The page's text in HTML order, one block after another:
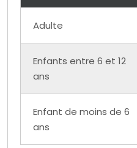
Adulte
Enfants entre 6 et 12
ans
Enfant de moins de 6
ans